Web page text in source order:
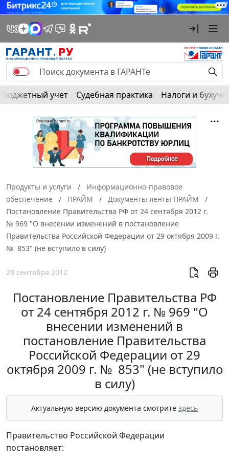
Бюджетный учет Судебная практика Налоги и
Продукты и услуги
Информационно-правовое
обеспечение
ПРАЙМ
Документы ленты ПРАЙМ
Постановление Правительства РФ от 24 сентября 2012 г.
№ 969 "О внесении изменений в постановление
Правительства Российской Федерации от 29 октября 2009 г.
№ 853" (не вступило в силу)
28 сентября 2012
Постановление Правительства РФ
от 24 сентября 2012 г. № 969 "О
внесении изменений в
постановление Правительства
Российской Федерации от 29
октября 2009 г. № 853" (не вступило
в силу)
Актуальную версию документа смотрите здесь
Правительство Российской Федерации
постановляет: